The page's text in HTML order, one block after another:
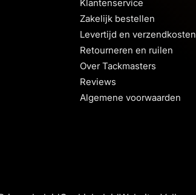
Klantenservice
Zakelijk bestellen
Levertijd en verzendkosten
Retourneren en ruilen
Over Tackmasters
Reviews
Algemene voorwaarden